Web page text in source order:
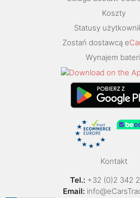
Koszty
Statusy
Zostań dostawcą e
Wynajem
Kontakt
Tel.: +32 (0)2 342
Email: